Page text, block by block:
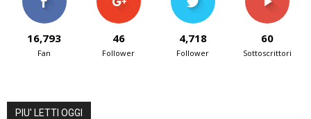
16,793
Fan
46
Follower
4,718
Follower
60
Sottoscrittori
PIU' LETTI OGGI